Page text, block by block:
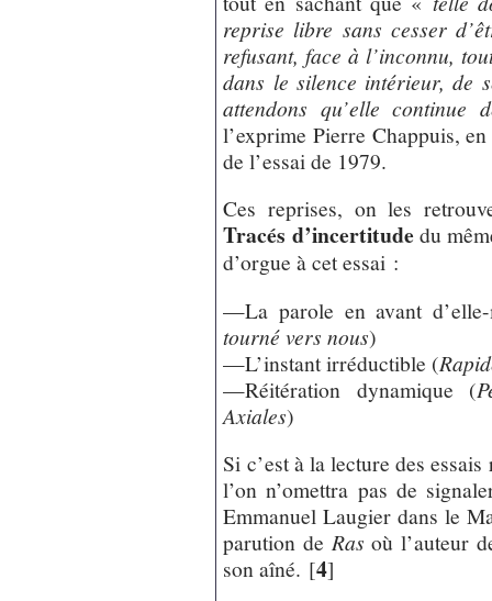
reprise libre sans cesser
refusant, face à l’inconnu,
dans le silence intérieur, de
attendons qu’elle continue
l’exprime Pierre Chappuis,
de l’essai de 1979.
Ces reprises, on les
Tracés d’incertitudedu
d’orgue à cet essai :
—La parole en avant
tourné vers nous)
—L’instant irréductible (
—Réitération dynamique (
Axiales)
Si c’est à la lecture des
l’on n’omettra pas de
Emmanuel Laugier dans le
parution de Ras où l’auteur
son aîné. [4]